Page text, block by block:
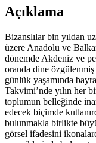
Açıklama
Bizanslılar bin yıldan
üzere Anadolu ve
dönemde Akdeniz ve
oranda dine
günlük yaşamında
Takvimi’nde yılın her
toplumun belleğinde
edecek biçimde
bulunmakla birlikte
görsel ifadesini